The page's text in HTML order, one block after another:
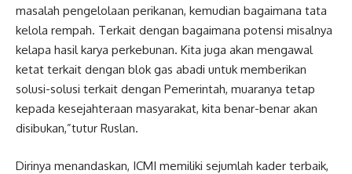
masalah pengelolaan perikanan, kemudian bagaimana tata
kelola rempah. Terkait dengan bagaimana potensi misalnya
kelapa hasil karya perkebunan. Kita juga akan mengawal
ketat terkait dengan blok gas abadi untuk memberikan
solusi-solusi terkait dengan Pemerintah, muaranya tetap
kepada kesejahteraan masyarakat, kita benar-benar akan
disibukan,”tutur Ruslan.
Dirinya menandaskan, ICMI memiliki sejumlah kader terbaik,